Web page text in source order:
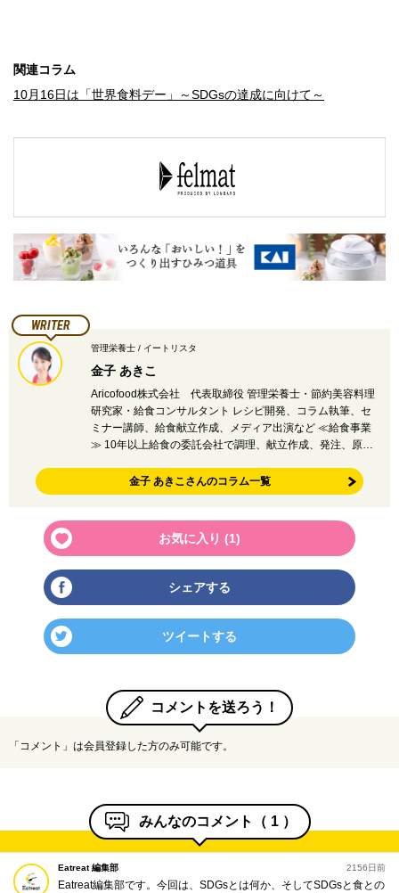
関連コラム
10月16日は「世界食料デー」～SDGsの達成に向けて～
WRITER
管理栄養士 / イートリスタ
金子 あきこ
Aricofood株式会社 代表取締役 管理栄養士・節約美容料理
研究家・給食コンサルタント レシピ開発、コラム執筆、セ
ミナー講師、給食献立作成、メディア出演など ≪給食事業
≫ 10年以上給食の委託会社で調理、献立作成、発注、原…
金子 あきこさんのコラム一覧
お気に入り (1)
シェアする
ツイートする
コメントを送ろう！
「コメント」は会員登録した方のみ可能です。
みんなのコメント（ 1 ）
Eatreat 編集部 2156日前
Eatreat編集部です。今回は、SDGsとは何か、そしてSDGsと食との